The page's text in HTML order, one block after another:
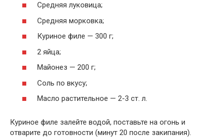
Средняя луковица;
Средняя морковка;
Куриное филе — 300 г;
2 яйца;
Майонез — 200 г;
Соль по вкусу;
Масло растительное — 2-3 ст. л.
Куриное филе залейте водой, поставьте на огонь и
отварите до готовности (минут 20 после закипания).